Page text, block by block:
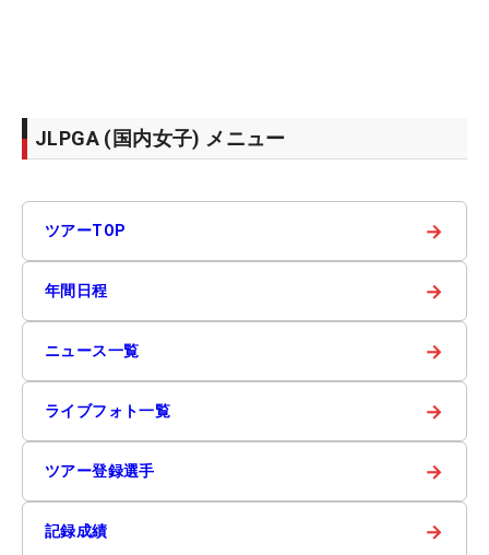
JLPGA (国内女子) メニュー
ツアーTOP →
年間日程 →
ニュース一覧 →
ライブフォト一覧 →
ツアー登録選手 →
記録成績 →